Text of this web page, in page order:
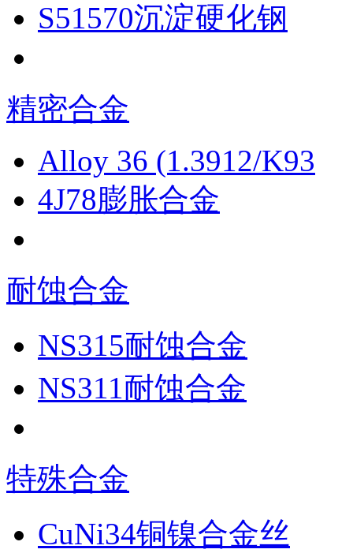
S51570沉淀硬化钢
精密合金
Alloy 36 (1.3912/K93
4J78膨胀合金
耐蚀合金
NS315耐蚀合金
NS311耐蚀合金
特殊合金
CuNi34铜镍合金丝